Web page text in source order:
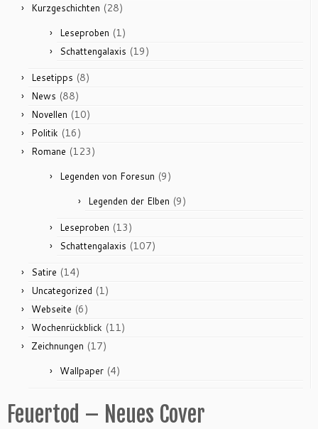
Kurzgeschichten (28)
Leseproben (1)
Schattengalaxis (19)
Lesetipps (8)
News (88)
Novellen (10)
Politik (16)
Romane (123)
Legenden von Foresun (9)
Legenden der Elben (9)
Leseproben (13)
Schattengalaxis (107)
Satire (14)
Uncategorized (1)
Webseite (6)
Wochenrückblick (11)
Zeichnungen (17)
Wallpaper (4)
Feuertod – Neues Cover